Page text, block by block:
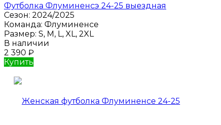
Футболка Флуминенсэ 24-25 выездная
Сезон: 2024/2025
Команда: Флуминенсе
Размер: S, M, L, XL, 2XL
В наличии
2 390 ₽
Купить